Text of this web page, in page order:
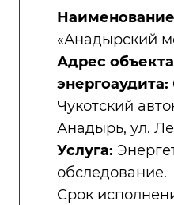
«Анадырский
Адрес объекта
энергоаудита:
Чукотский
Анадырь, ул.
Услуга:
обследование.
Срок